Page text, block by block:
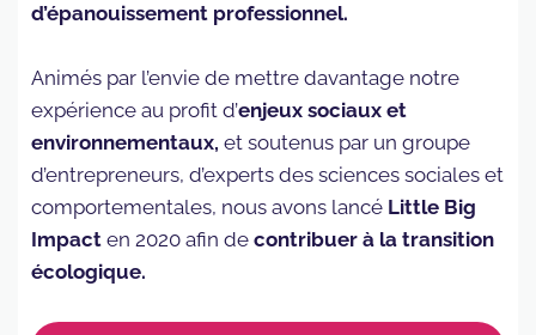
d’épanouissement professionnel.
Animés par l’envie de mettre davantage notre
expérience au profit d’enjeux sociaux et
environnementaux, et soutenus par un groupe
d’entrepreneurs, d’experts des sciences sociales et
comportementales, nous avons lancé Little Big
Impact en 2020 afin de contribuer à la transition
écologique.